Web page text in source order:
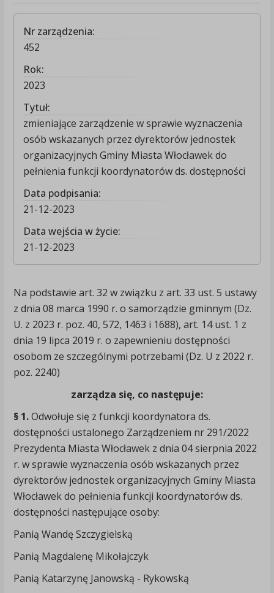
Nr zarządzenia:
452
Rok:
2023
Tytuł:
zmieniające zarządzenie w sprawie wyznaczenia
osób wskazanych przez dyrektorów jednostek
organizacyjnych Gminy Miasta Włocławek do
pełnienia funkcji koordynatorów ds. dostępności
Data podpisania:
21-12-2023
Data wejścia w życie:
21-12-2023
Na podstawie art. 32 w związku z art. 33 ust. 5 ustawy
z dnia 08 marca 1990 r. o samorządzie gminnym (Dz.
U. z 2023 r. poz. 40, 572, 1463 i 1688), art. 14 ust. 1 z
dnia 19 lipca 2019 r. o zapewnieniu dostępności
osobom ze szczególnymi potrzebami (Dz. U z 2022 r.
poz. 2240)
zarządza się, co następuje:
§ 1.Odwołuje się z funkcji koordynatora ds.
dostępności ustalonego Zarządzeniem nr 291/2022
Prezydenta Miasta Włocławek z dnia 04 sierpnia 2022
r. w sprawie wyznaczenia osób wskazanych przez
dyrektorów jednostek organizacyjnych Gminy Miasta
Włocławek do pełnienia funkcji koordynatorów ds.
dostępności następujące osoby:
Panią Wandę Szczygielską
Panią Magdalenę Mikołajczyk
Panią Katarzynę Janowską - Rykowską